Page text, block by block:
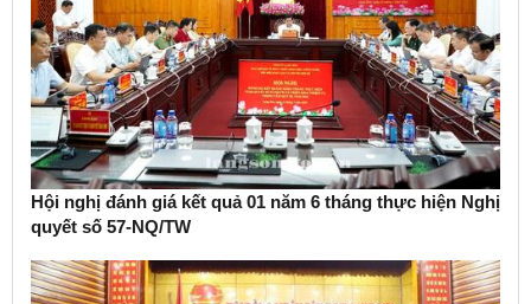
Hội nghị đánh giá kết quả 01 năm 6 tháng thực hiện Nghị
quyết số 57-NQ/TW